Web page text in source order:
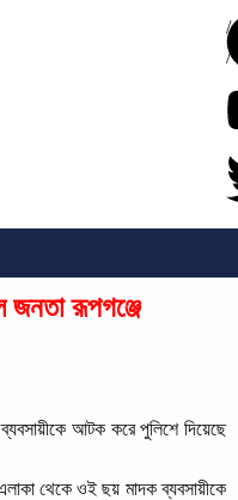
/
/
জনতা রূপগঞ্জে
ব্যবসায়ীকে আটক করে পুলিশে দিয়েছে
থেকে ওই ছয় মাদক ব্যবসায়ীকে